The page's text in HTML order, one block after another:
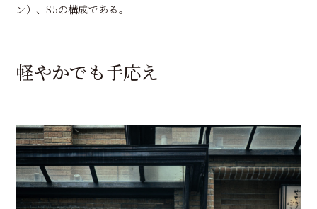
ン）、S5の構成である。
軽やかでも手応え